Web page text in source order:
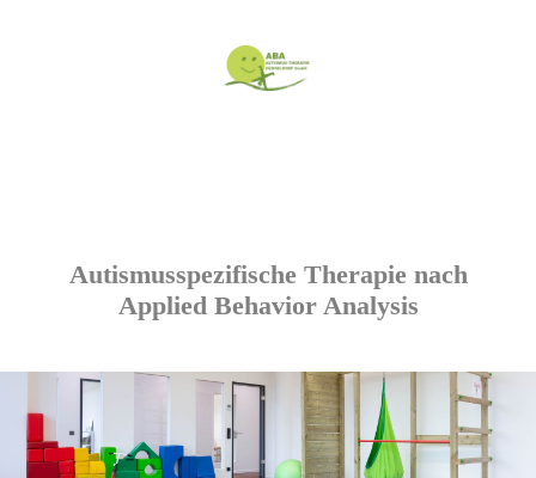
Autismusspezifische Therapie nach
Applied Behavior Analysis